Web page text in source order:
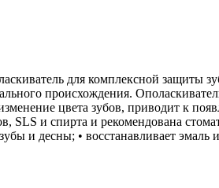
для комплексной
происхождения.
цвета зубов, приводит к
и спирта и рекомендована
и десны; • восстанавливает